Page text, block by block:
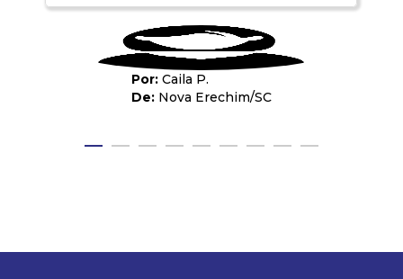
Caila P.
Nova Erechim/SC